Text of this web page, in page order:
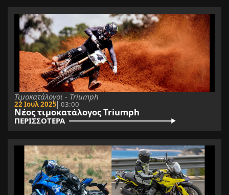
Τιμοκατάλογοι - Triumph
22 Ιουλ 2025 03:00
Νέος τιμοκατάλογος Triumph
ΠΕΡΙΣΣΟΤΕΡΑ